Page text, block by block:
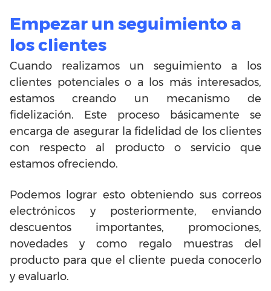
Empezar un seguimiento a
los clientes
Cuando realizamos un seguimiento a los
clientes potenciales o a los más interesados,
estamos creando un mecanismo de
fidelización. Este proceso básicamente se
encarga de asegurar la fidelidad de los clientes
con respecto al producto o servicio que
estamos ofreciendo.
Podemos lograr esto obteniendo sus correos
electrónicos y posteriormente, enviando
descuentos importantes, promociones,
novedades y como regalo muestras del
producto para que el cliente pueda conocerlo
y evaluarlo.